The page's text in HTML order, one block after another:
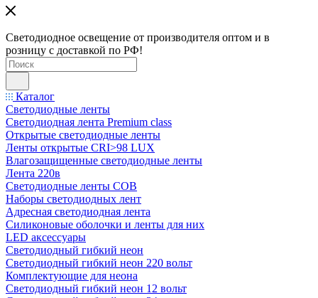
Светодиодное освещение от производителя оптом и в
розницу с доставкой по РФ!
Каталог
Светодиодные ленты
Светодиодная лента Premium class
Открытые светодиодные ленты
Ленты открытые CRI>98 LUX
Влагозащищенные светодиодные ленты
Лента 220в
Светодиодные ленты COB
Наборы светодиодных лент
Адресная светодиодная лента
Силиконовые оболочки и ленты для них
LED аксессуары
Светодиодный гибкий неон
Светодиодный гибкий неон 220 вольт
Комплектующие для неона
Светодиодный гибкий неон 12 вольт